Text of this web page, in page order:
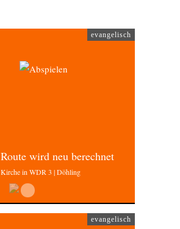
evangelisch
Route wird neu berechnet
Kirche in WDR 3 | Döhling
evangelisch